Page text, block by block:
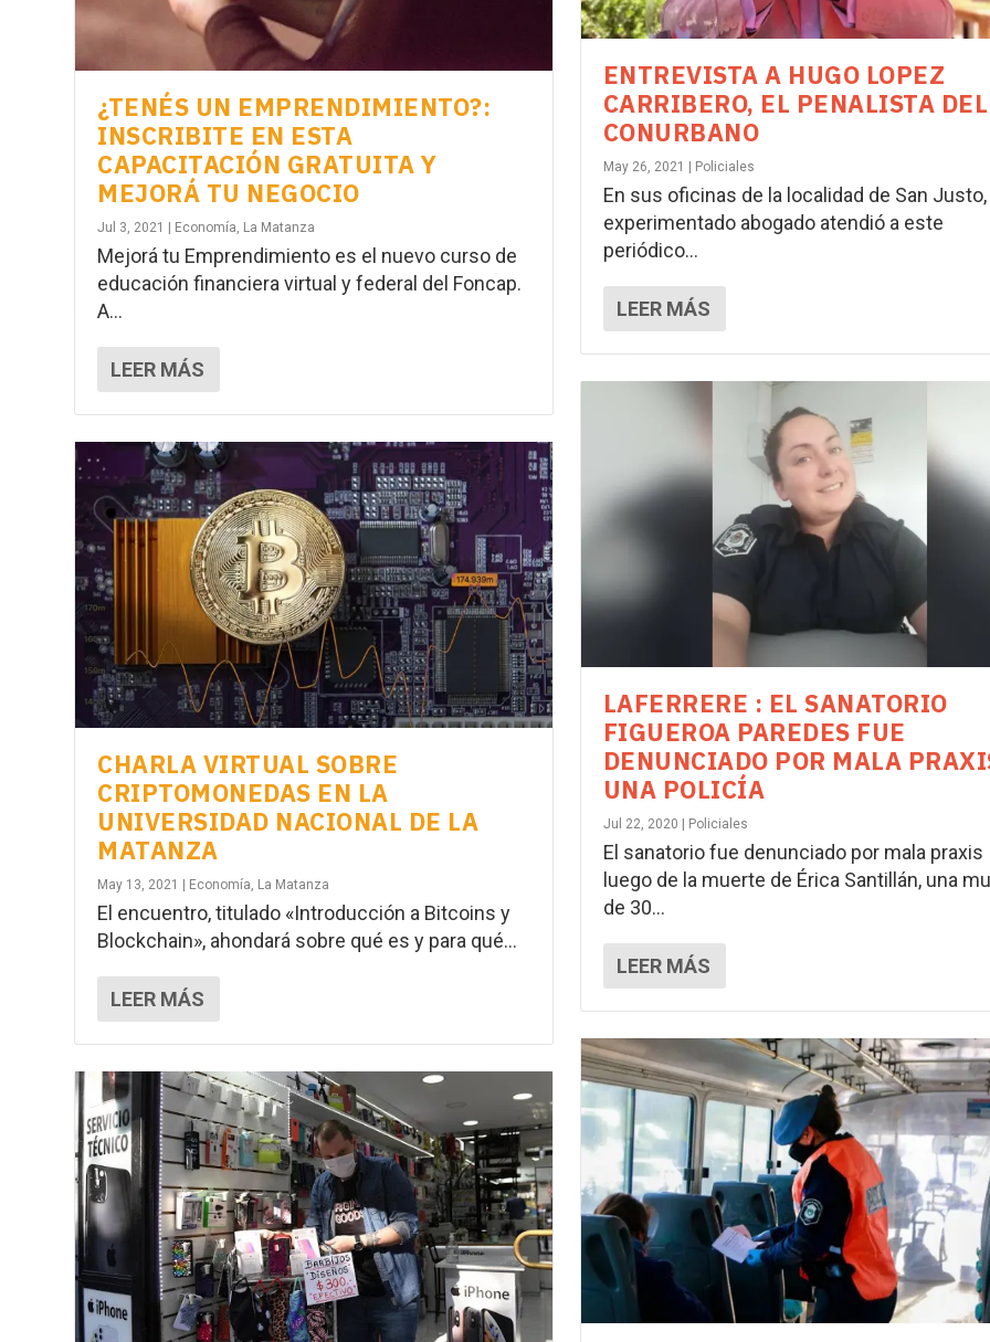
¿TENÉS UN EMPRENDIMIENTO?:
INSCRIBITE EN ESTA
CAPACITACIÓN GRATUITA Y
MEJORÁ TU NEGOCIO
Jul 3, 2021 Economía, La Matanza
Mejorá tu Emprendimiento es el nuevo curso de
educación financiera virtual y federal del Foncap.
A...
LEER MÁS
CHARLA VIRTUAL SOBRE
CRIPTOMONEDAS EN LA
UNIVERSIDAD NACIONAL DE LA
MATANZA
May 13, 2021 Economía, La Matanza
El encuentro, titulado «Introducción a Bitcoins y
Blockchain», ahondará sobre qué es y para qué...
LEER MÁS
ENTREVISTA A HUGO LOPEZ
CARRIBERO, EL PENALISTA DEL
CONURBANO
May 26, 2021 | Policiales
En sus oficinas de la localidad de San Justo,
experimentado abogado atendió a este
periódico...
LEER MÁS
LAFERRERE : EL SANATORIO
FIGUEROA PAREDES FUE
DENUNCIADO POR MALA
UNA POLICÍA
Jul 22, 2020 | Policiales
El sanatorio fue denunciado por mala praxis
luego de la muerte de Érica Santillán, una
de 30...
LEER MÁS